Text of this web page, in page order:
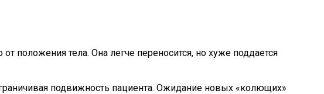
положения тела. Она легче переносится, но хуже поддается
подвижность пациента. Ожидание новых «колющих»